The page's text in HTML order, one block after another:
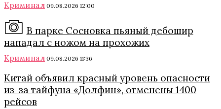
Криминал 09.08.2026 12:00
В парке Сосновка пьяный дебошир
нападал с ножом на прохожих
Криминал 09.08.2026 11:36
Китай объявил красный уровень опасности
из-за тайфуна «Долфин», отменены 1400
рейсов